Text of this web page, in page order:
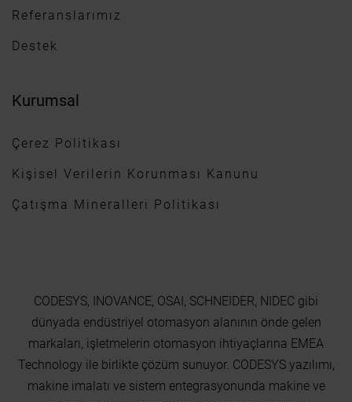
Referanslarımız
Destek
Kurumsal
Çerez Politikası
Kişisel Verilerin Korunması Kanunu
Çatışma Mineralleri Politikası
CODESYS, INOVANCE, OSAI, SCHNEIDER, NIDEC gibi
dünyada endüstriyel otomasyon alanının önde gelen
markaları, işletmelerin otomasyon ihtiyaçlarına EMEA
Technology ile birlikte çözüm sunuyor. CODESYS yazılımı,
makine imalatı ve sistem entegrasyonunda makine ve